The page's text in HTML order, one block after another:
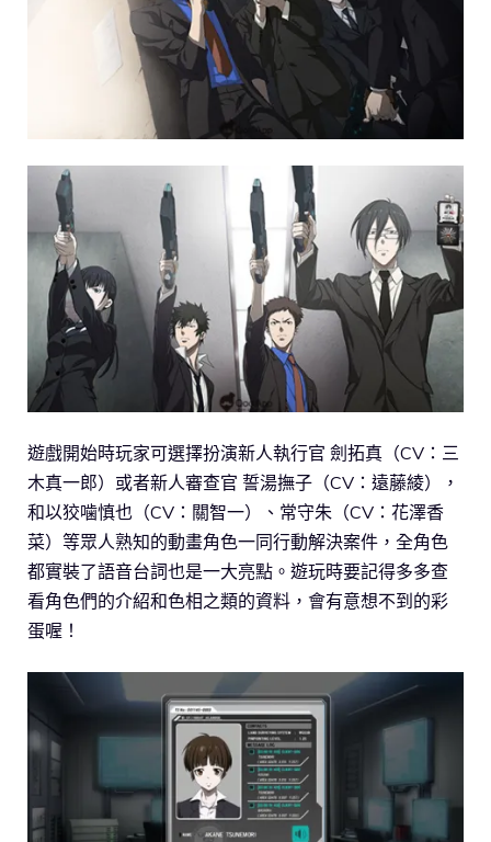
遊戲開始時玩家可選擇扮演新人執行官 劍拓真（CV：三
木真一郎）或者新人審查官 誓湯撫子（CV：遠藤綾），
和以狡噛慎也（CV：關智一）、常守朱（CV：花澤香
菜）等眾人熟知的動畫角色一同行動解決案件，全角色
都實裝了語音台詞也是一大亮點。遊玩時要記得多多查
看角色們的介紹和色相之類的資料，會有意想不到的彩
蛋喔！